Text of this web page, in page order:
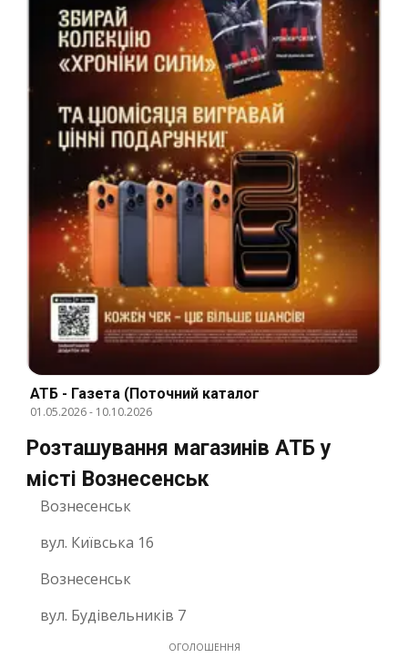
АТБ - Газета (Поточний каталог
01.05.2026- 10.10.2026
Розташування магазинів АТБ у
місті Вознесенськ
Вознесенськ
вул. Київська 16
Вознесенськ
вул. Будівельників 7
ОГОЛОШЕННЯ